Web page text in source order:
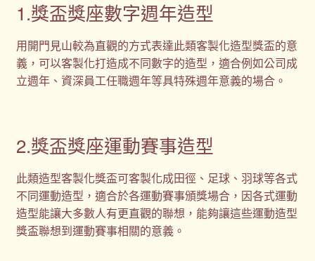
1.獎盃獎座數字週年造型
用開門見山較為直觀的方式表達此類客製化造型獎盃的意
義，可以客製化打造成不同數字的造型，適合例如公司成
立週年、資深員工任職週年等具特殊週年意義的場合。
2.獎盃獎座運動賽事造型
此類造型客製化獎盃可客製化成田徑、足球、羽球等各式
不同運動造型，適合於各運動賽事頒獎場合，因各式運動
造型能讓大多數人有更直觀的聯想，能夠讓這些運動造型
獎盃聯想到運動賽事相關的意義。